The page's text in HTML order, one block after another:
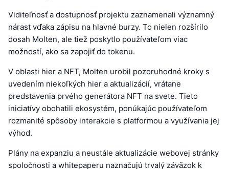
Viditeľnosť a dostupnosť projektu zaznamenali významný
nárast vďaka zápisu na hlavné burzy. To nielen rozšírilo
dosah Molten, ale tiež poskytlo používateľom viac
možností, ako sa zapojiť do tokenu.
V oblasti hier a NFT, Molten urobil pozoruhodné kroky s
uvedením niekoľkých hier a aktualizácií, vrátane
predstavenia prvého generátora NFT na svete. Tieto
iniciatívy obohatili ekosystém, ponúkajúc používateľom
rozmanité spôsoby interakcie s platformou a využívania jej
výhod.
Plány na expanziu a neustále aktualizácie webovej stránky
spoločnosti a whitepaperu naznačujú trvalý záväzok k